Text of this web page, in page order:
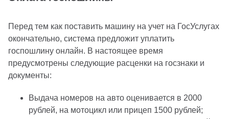
Перед тем как поставить машину на учет на ГосУслугах
окончательно, система предложит уплатить
госпошлину онлайн. В настоящее время
предусмотрены следующие расценки на госзнаки и
документы:
Выдача номеров на авто оценивается в 2000
рублей, на мотоцикл или прицеп 1500 рублей;